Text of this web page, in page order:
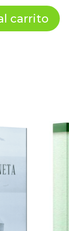
carrito